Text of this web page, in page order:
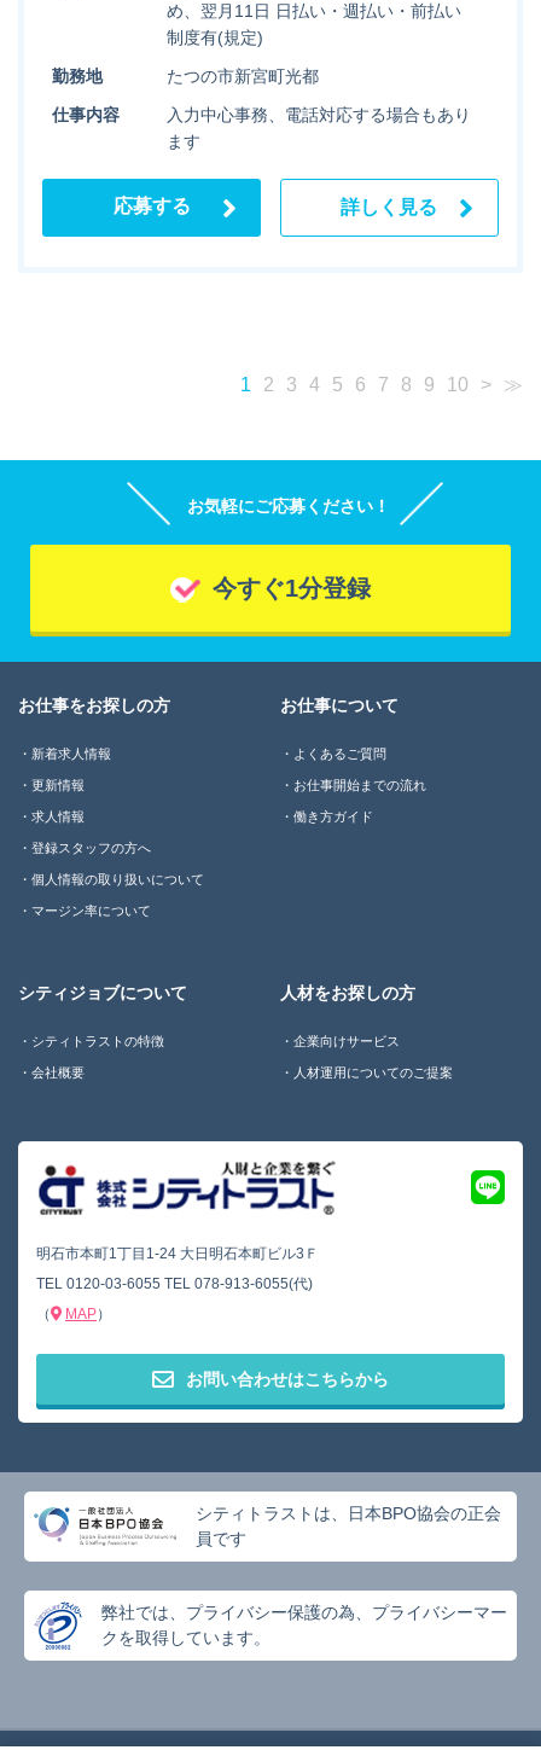
め、翌月11日 日払い・週払い・前払い
制度有(規定)
勤務地
たつの市新宮町光都
仕事内容
入力中心事務、電話対応する場合もあり
ます
応募する 詳しく見る
1 2 3 4 5 6 7 8 9 10 > ≫
お気軽にご応募ください！
今すぐ1分登録
明石市本町1丁目1-24 大日明石本町ビル3Ｆ
TEL 0120-03-6055 TEL 078-913-6055(代)
（
MAP）
お問い合わせはこちらから
お仕事をお探しの方
新着求人情報
更新情報
求人情報
登録スタッフの方へ
個人情報の取り扱いについて
マージン率について
お仕事について
よくあるご質問
お仕事開始までの流れ
働き方ガイド
シティジョブについて
シティトラストの特徴
会社概要
人材をお探しの方
企業向けサービス
人材運用についてのご提案
シティトラストは、日本BPO協会の正会
員です
弊社では、プライバシー保護の為、プライバシーマー
クを取得しています。